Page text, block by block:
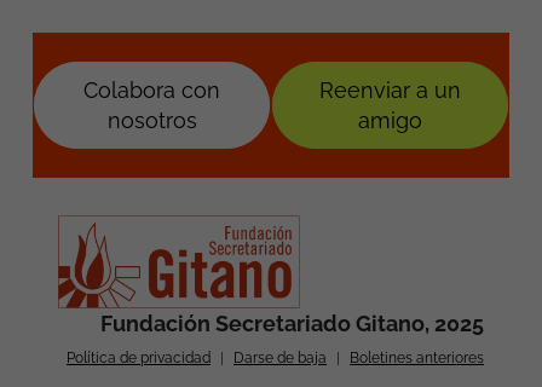
Colabora con
nosotros
Reenviar a un
amigo
Fundación Secretariado Gitano, 2025
Política de privacidad Darse de baja Boletines anteriores